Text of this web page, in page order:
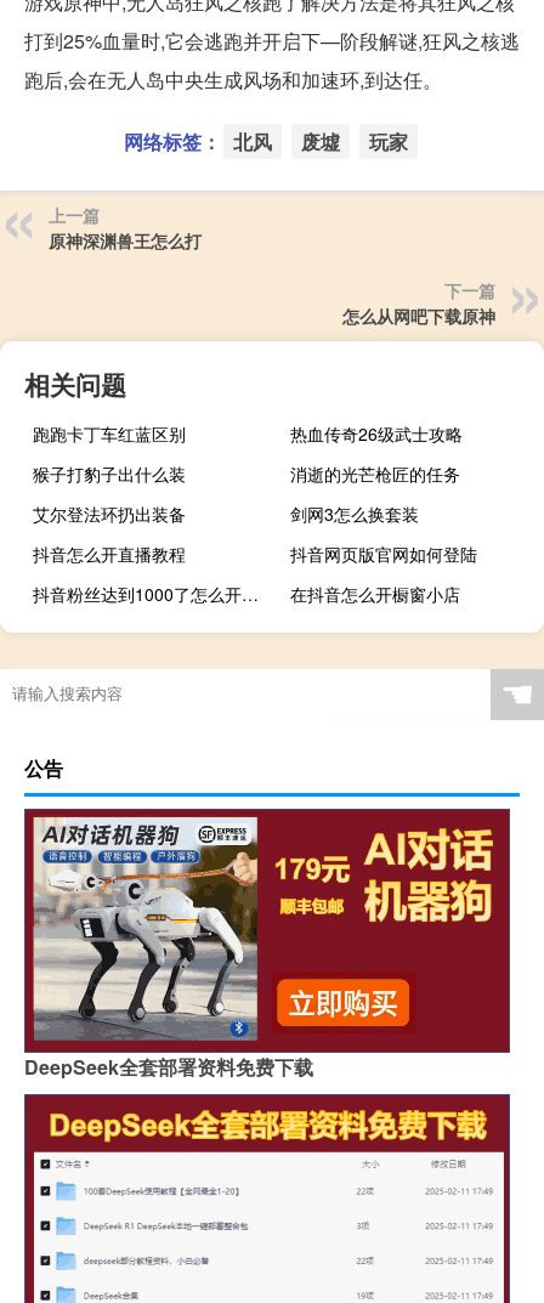
打到25%血量时,它会逃跑并开启下—阶段解谜,狂风之核逃
跑后,会在无人岛中央生成风场和加速环,到达任。
网络标签： 北风 废墟 玩家
上一篇
原神深渊兽王怎么打
下一篇
怎么从网吧下载原神
相关问题
跑跑卡丁车红蓝区别
热血传奇26级武士攻略
猴子打豹子出什么装
消逝的光芒枪匠的任务
艾尔登法环扔出装备
剑网3怎么换套装
抖音怎么开直播教程
抖音网页版官网如何登陆
抖音粉丝达到1000了怎么开通商品橱窗
在抖音怎么开橱窗小店
☚
公告
DeepSeek全套部署资料免费下载